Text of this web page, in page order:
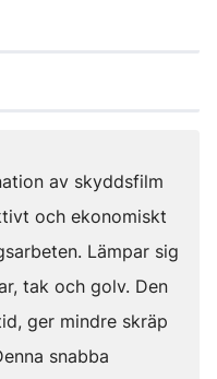
av skyddsfilm
och ekonomiskt
Lämpar sig
tak och golv. Den
ger mindre skräp
snabba